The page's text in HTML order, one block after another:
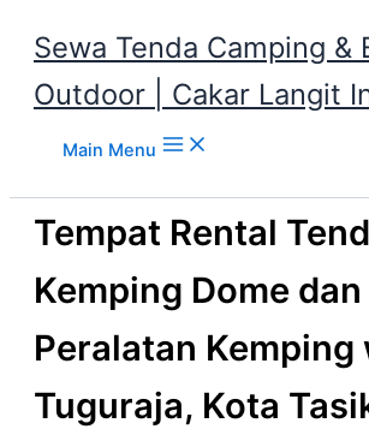
Sewa Tenda Camping &
Outdoor | Cakar Langit
Main Menu
Tempat Rental
Kemping Dome dan
Peralatan Kemping
Tuguraja, Kota